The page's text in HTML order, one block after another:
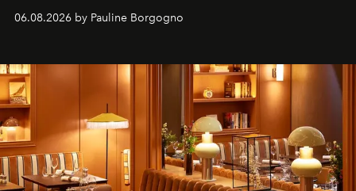
06.08.2026 by Pauline Borgogno